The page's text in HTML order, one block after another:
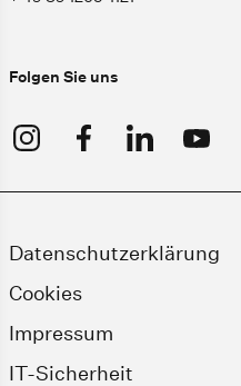
Folgen Sie uns
Datenschutzerklärung
Cookies
Impressum
IT-Sicherheit